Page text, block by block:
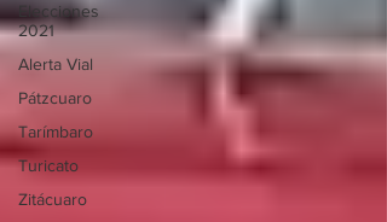
Elecciones
2021
Alerta Vial
Pátzcuaro
Tarímbaro
Turicato
Zitácuaro